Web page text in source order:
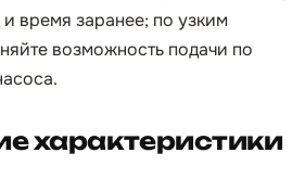
время заранее; по узким
возможность подачи по
характеристики